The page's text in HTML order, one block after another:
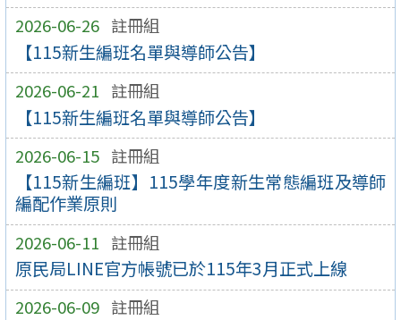
2026-06-26 註冊組
【115新生編班名單與導師公告】
2026-06-21 註冊組
【115新生編班名單與導師公告】
2026-06-15 註冊組
【115新生編班】115學年度新生常態編班及導師
編配作業原則
2026-06-11 註冊組
原民局LINE官方帳號已於115年3月正式上線
2026-06-09 註冊組